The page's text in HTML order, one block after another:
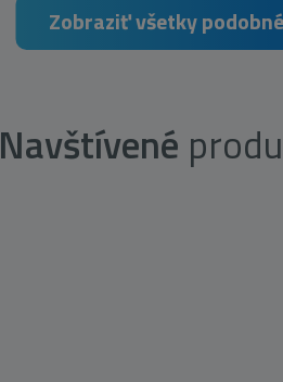
Zobraziť všetky podobné
Navštívené